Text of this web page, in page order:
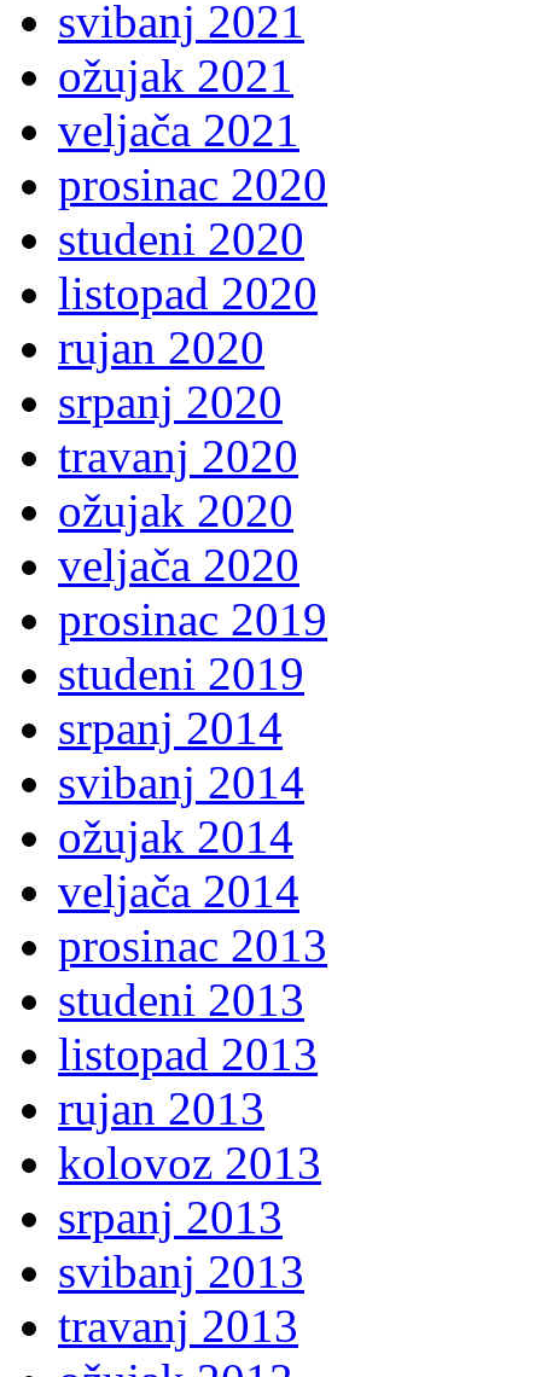
svibanj 2021
ožujak 2021
veljača 2021
prosinac 2020
studeni 2020
listopad 2020
rujan 2020
srpanj 2020
travanj 2020
ožujak 2020
veljača 2020
prosinac 2019
studeni 2019
srpanj 2014
svibanj 2014
ožujak 2014
veljača 2014
prosinac 2013
studeni 2013
listopad 2013
rujan 2013
kolovoz 2013
srpanj 2013
svibanj 2013
travanj 2013